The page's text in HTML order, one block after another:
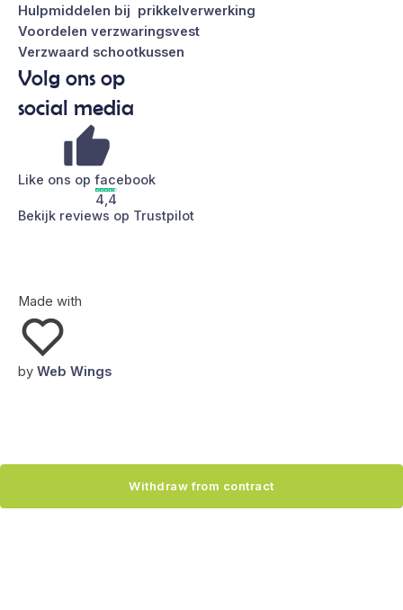
Hulpmiddelen bij prikkelverwerking
Voordelen verzwaringsvest
Verzwaard schootkussen
Volg ons op
social media
Like ons op facebook
4,4
Bekijk reviews op Trustpilot
Made with
by Web Wings
Withdraw from contract